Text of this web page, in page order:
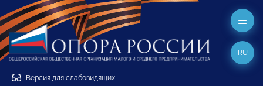
Версия для слабовидящих
RU